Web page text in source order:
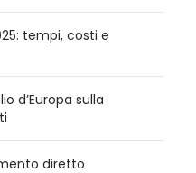
tempi, costi e
d’Europa sulla
diretto